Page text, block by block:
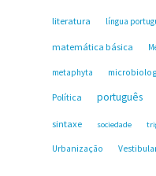
literatura língua
matemática básica
metaphyta
Política português
sintaxe sociedade
Urbanização